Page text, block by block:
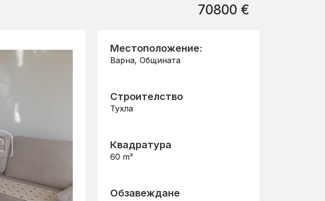
70800 €
Местоположение:
Варна, Общината
Строителство
Тухла
Квадратура
60 m²
Обзавеждане